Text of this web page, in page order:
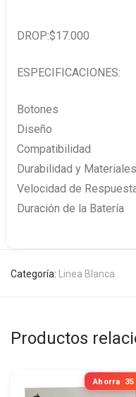
DROP:$17.000
ESPECIFICACIONES:
Botones
Diseño
Compatibilidad
Durabilidad y Materiales
Velocidad de
Duración de la Batería
Categoría: Linea Blanca
Productos
Ahorra